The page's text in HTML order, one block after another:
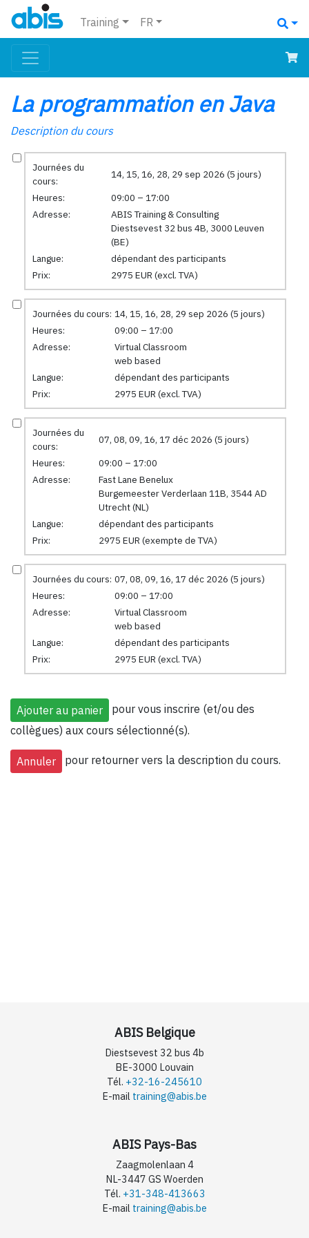
Training FR
La programmation en Java
Description du cours
Journées du
cours:
14, 15, 16, 28, 29 sep 2026 (5 jours)
Heures:
09:00 – 17:00
Adresse:
ABIS Training & Consulting
Diestsevest 32 bus 4B, 3000 Leuven
(BE)
Langue:
dépendant des participants
Prix:
2975 EUR (excl. TVA)
Journées du cours: 14, 15, 16, 28, 29 sep 2026 (5 jours)
Heures:
09:00 – 17:00
Adresse:
Virtual Classroom
web based
Langue:
dépendant des participants
Prix:
2975 EUR (excl. TVA)
Journées du
cours:
07, 08, 09, 16, 17 déc 2026 (5 jours)
Heures:
09:00 – 17:00
Adresse:
Fast Lane Benelux
Burgemeester Verderlaan 11B, 3544 AD
Utrecht (NL)
Langue:
dépendant des participants
Prix:
2975 EUR (exempte de TVA)
Journées du cours: 07, 08, 09, 16, 17 déc 2026 (5 jours)
Heures:
09:00 – 17:00
Adresse:
Virtual Classroom
web based
Langue:
dépendant des participants
Prix:
2975 EUR (excl. TVA)
pour vous inscrire (et/ou des
collègues) aux cours sélectionné(s).
pour retourner vers la description du cours.
ABIS Belgique
Diestsevest 32 bus 4b
BE-3000 Louvain
Tél. +32-16-245610
E-mail training@abis.be
ABIS Pays-Bas
Zaagmolenlaan 4
NL-3447 GS Woerden
Tél. +31-348-413663
E-mail training@abis.be